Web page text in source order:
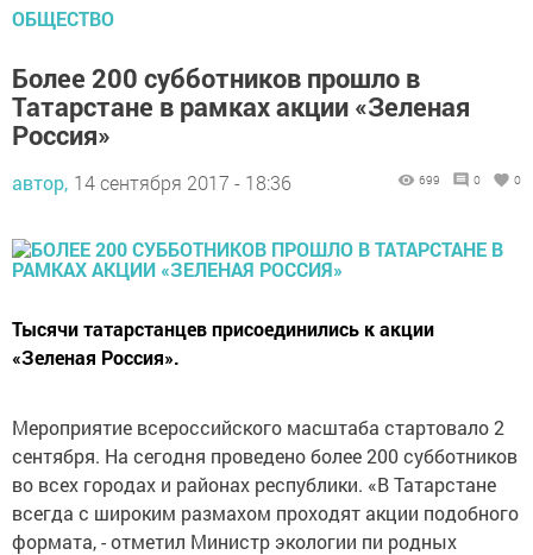
ОБЩЕСТВО
Более 200 субботников прошло в
Татарстане в рамках акции «Зеленая
Россия»
автор, 14 сентября 2017 - 18:36 699 0 0
Тысячи татарстанцев присоединились к акции
«Зеленая Россия».
Мероприятие всероссийского масштаба стартовало 2
сентября. На сегодня проведено более 200 субботников
во всех городах и районах республики. «В Татарстане
всегда с широким размахом проходят акции подобного
формата, - отметил Министр экологии пи родных